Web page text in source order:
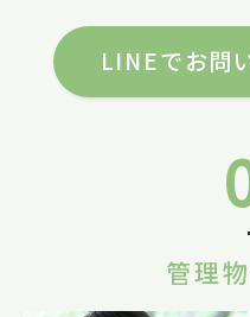
LINEでお問
管理